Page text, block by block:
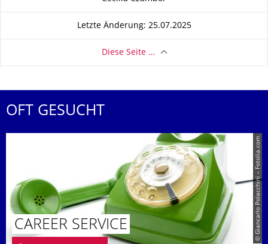
Letzte Änderung: 25.07.2025
Diese Seite …
OFT GESUCHT
© Giancarlo Polacchini – Fotolia.com
CAREER SERVICE